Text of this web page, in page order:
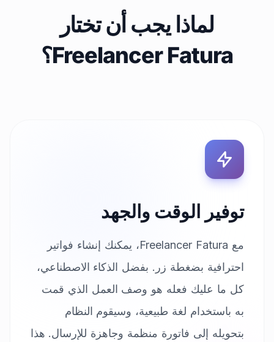
لماذا يجب أن تختار
Freelancer Fatura؟
توفير الوقت والجهد
مع Freelancer Fatura، يمكنك إنشاء فواتير
احترافية بضغطة زر. بفضل الذكاء الاصطناعي،
كل ما عليك فعله هو وصف العمل الذي قمت
به باستخدام لغة طبيعية، وسيقوم النظام
بتحويله إلى فاتورة منظمة وجاهزة للإرسال. هذا